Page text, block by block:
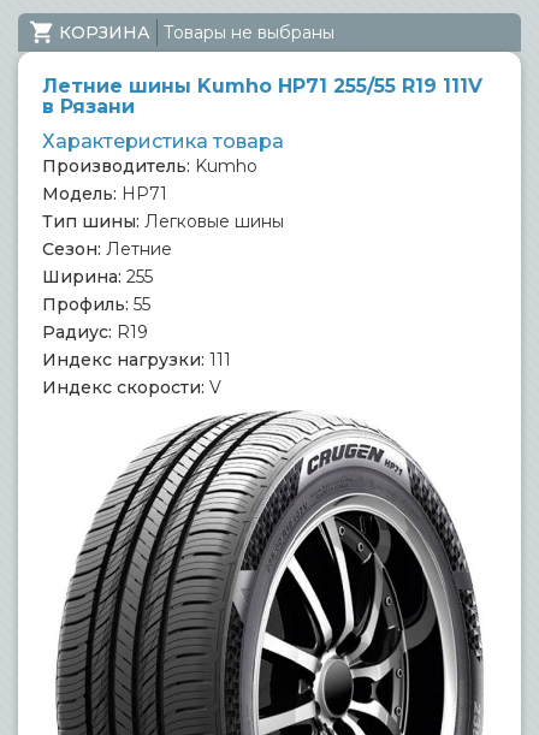
КОРЗИНА Товары не выбраны
Летние шины Kumho HP71 255/55 R19 111V
в Рязани
Характеристика товара
Производитель: Kumho
Модель: HP71
Тип шины: Легковые шины
Сезон: Летние
Ширина: 255
Профиль: 55
Радиус: R19
Индекс нагрузки: 111
Индекс скорости: V